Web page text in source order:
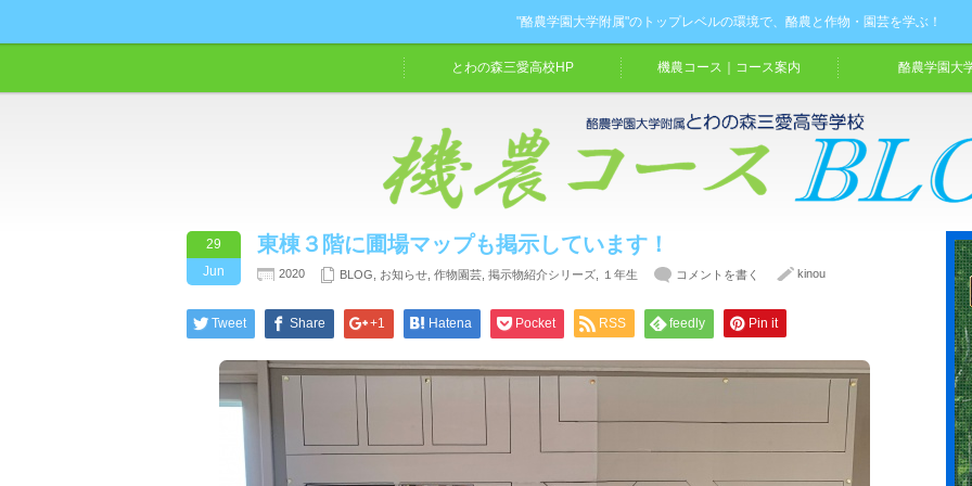
"酪農学園大学附属"のトップレベルの環境で、酪農と作物・園芸を学ぶ！
とわの森三愛高校HP 機農コース｜コース案内 酪農学園大
29
Jun
東棟３階に圃場マップも掲示しています！
2020 BLOG お知らせ 作物園芸 掲示物紹介シリーズ １年生 コメントを書く kinou
Tweet Share +1 Hatena Pocket RSS feedly Pin it